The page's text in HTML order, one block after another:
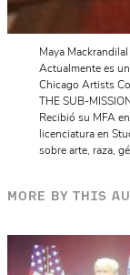
Maya
Actualmente es
Chicago Artists
THE SUB-
Recibió su MFA
licenciatura en
sobre arte, raza,
MORE BY THIS